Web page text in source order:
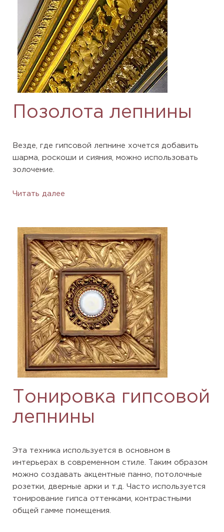
Позолота лепнины
Везде, где гипсовой лепнине хочется добавить
шарма, роскоши и сияния, можно использовать
золочение.
Читать далее
Тонировка гипсовой
лепнины
Эта техника используется в основном в
интерьерах в современном стиле. Таким образом
можно создавать акцентные панно, потолочные
розетки, дверные арки и т.д. Часто используется
тонирование гипса оттенками, контрастными
общей гамме помещения.